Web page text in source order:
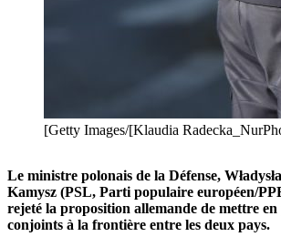
[Getty Images/[Klaudia
Le ministre polonais de la Défense,
Kamysz (PSL, Parti populaire européen/
rejeté la proposition allemande de mettre en
conjoints à la frontière entre les deux pays.